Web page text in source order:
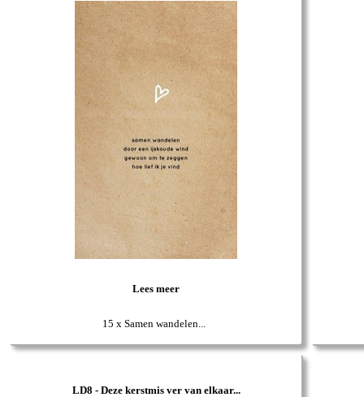
Lees meer
15 x Samen wandelen...
LD8 - Deze kerstmis ver van elkaar...